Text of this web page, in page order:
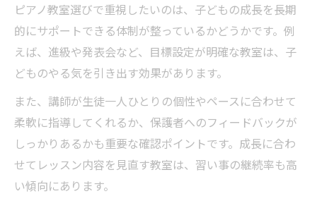
ピアノ教室選びで重視したいのは、子どもの成長を長期
的にサポートできる体制が整っているかどうかです。例
えば、進級や発表会など、目標設定が明確な教室は、子
どものやる気を引き出す効果があります。
また、講師が生徒一人ひとりの個性やペースに合わせて
柔軟に指導してくれるか、保護者へのフィードバックが
しっかりあるかも重要な確認ポイントです。成長に合わ
せてレッスン内容を見直す教室は、習い事の継続率も高
い傾向にあります。